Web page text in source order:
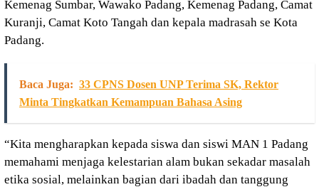
Kemenag Sumbar, Wawako Padang, Kemenag Padang, Camat
Kuranji, Camat Koto Tangah dan kepala madrasah se Kota
Padang.
Baca Juga: 33 CPNS Dosen UNP Terima SK, Rektor
Minta Tingkatkan Kemampuan Bahasa Asing
“Kita mengharapkan kepada siswa dan siswi MAN 1 Padang
memahami menjaga kelestarian alam bukan sekadar masalah
etika sosial, melainkan bagian dari ibadah dan tanggung